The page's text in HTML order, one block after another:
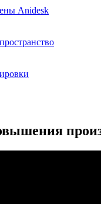
Anidesk